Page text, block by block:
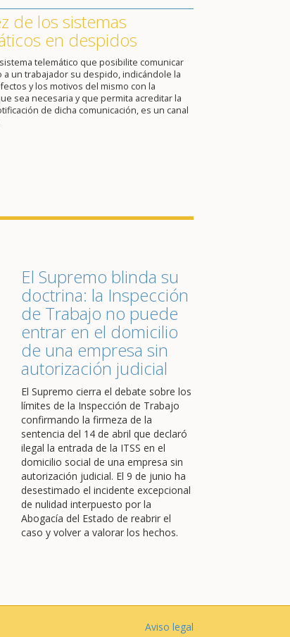
de los sistemas
en despidos
telemático que posibilite comunicar
a un trabajador su despido, indicándole la
y los motivos del mismo con la
sea necesaria y que permita acreditar la
de dicha comunicación, es un canal
El Supremo blinda su
doctrina: la Inspección
de Trabajo no puede
entrar en el domicilio
de una empresa sin
autorización judicial
El Supremo cierra el debate sobre los
límites de la Inspección de Trabajo
confirmando la firmeza de la
sentencia del 14 de abril que declaró
ilegal la entrada de la ITSS en el
domicilio social de una empresa sin
autorización judicial. El 9 de junio ha
desestimado el incidente excepcional
de nulidad interpuesto por la
Abogacía del Estado de reabrir el
caso y volver a valorar los hechos.
Aviso legal